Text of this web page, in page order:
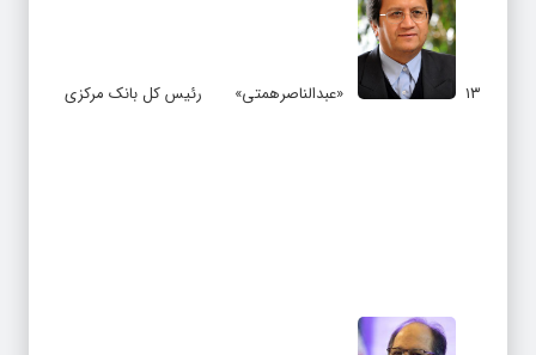
۱۳ «عبدالناصرهمتی» رئیس کل بانک مرکزی